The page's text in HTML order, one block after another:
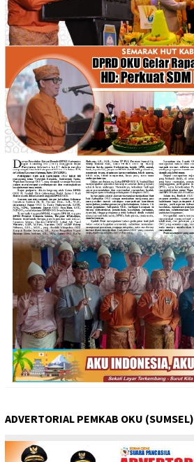
ADVERTORIAL PEMKAB OKU (SUMSEL)